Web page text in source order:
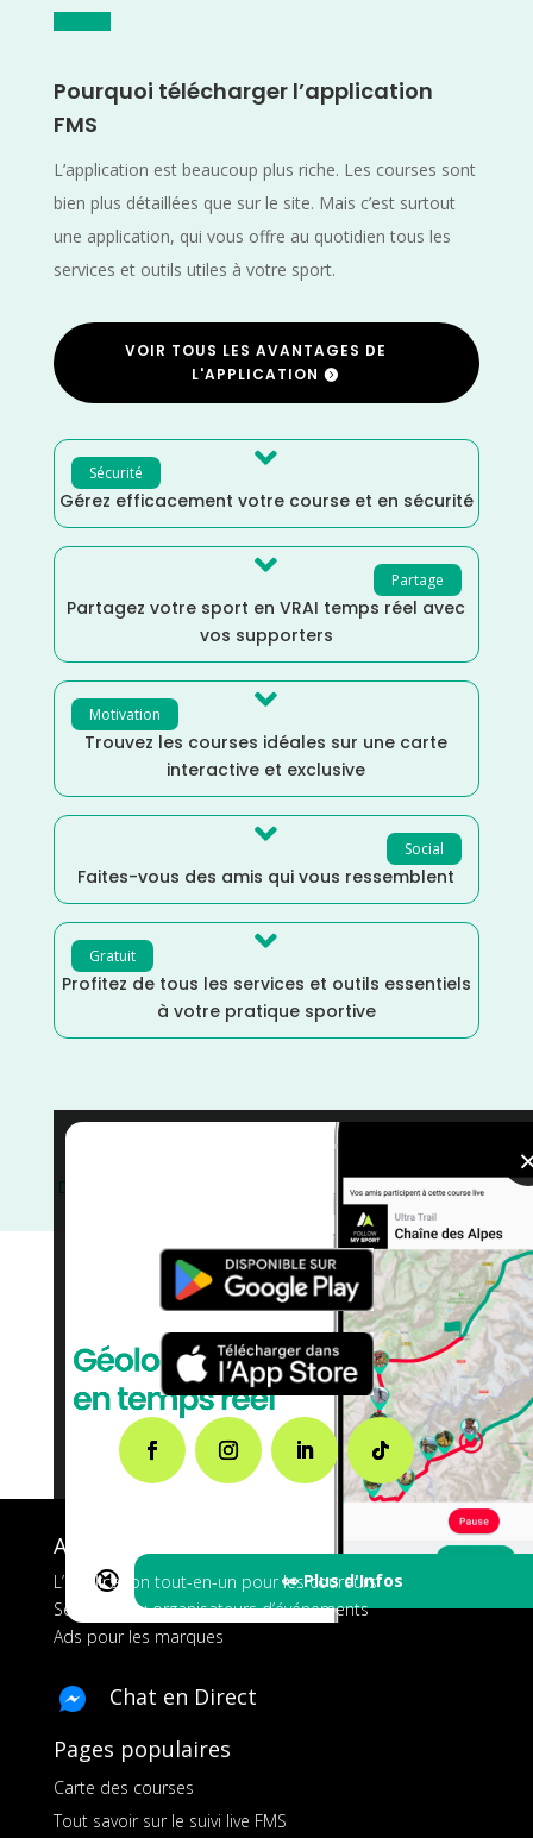
Pourquoi télécharger l’application
FMS
L’application est beaucoup plus riche. Les courses sont
bien plus détaillées que sur le site. Mais c’est surtout
une application, qui vous offre au quotidien tous les
services et outils utiles à votre sport.
VOIR TOUS LES AVANTAGES DE
L'APPLICATION
Sécurité 
Gérez efficacement votre course et en sécurité
Partage

Partagez votre sport en VRAI temps réel avec
vos supporters
Motivation 
Trouvez les courses idéales sur une carte
interactive et exclusive
Social

Faites-vous des amis qui vous ressemblent
Gratuit 
Profitez de tous les services et outils essentiels
à votre pratique sportive
🔇 👀 Plus d'Infos
Distance Semi
Distance Faible/
Bouches du Rhône
A propos de FMS
L’application tout-en-un pour les coureurs
Services aux organisateurs d’événements
Ads pour les marques
Chat en Direct
Pages populaires
Carte des courses
Tout savoir sur le suivi live FMS